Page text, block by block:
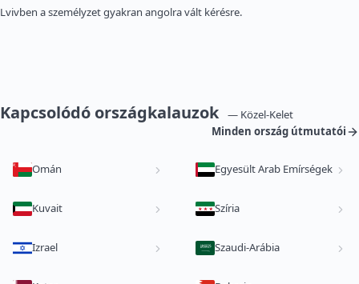
Lvivben a személyzet gyakran angolra vált kérésre.
Kapcsolódó országkalauzok
— Közel-Kelet
Minden ország útmutatói
Omán Egyesült Arab Emírségek
Kuvait Szíria
Izrael Szaudi-Arábia